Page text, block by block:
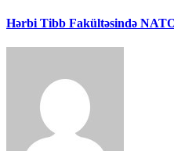
Hərbi Tibb Fakültəsində